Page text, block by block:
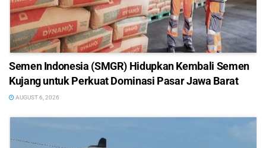
Semen Indonesia (SMGR) Hidupkan Kembali Semen
Kujang untuk Perkuat Dominasi Pasar Jawa Barat
AUGUST 6, 2026